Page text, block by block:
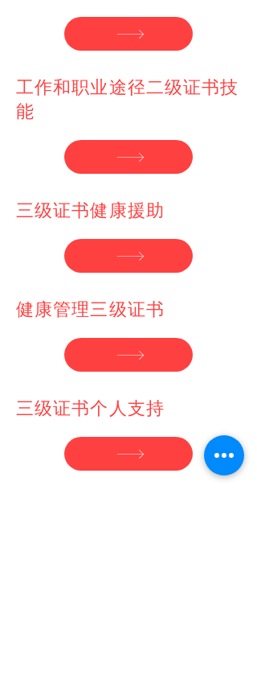
工作和职业途径二级证书技
能
三级证书健康援助
健康管理三级证书
三级证书个人支持